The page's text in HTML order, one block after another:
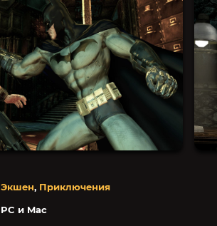
Экшен, Приключения
PC и Mac